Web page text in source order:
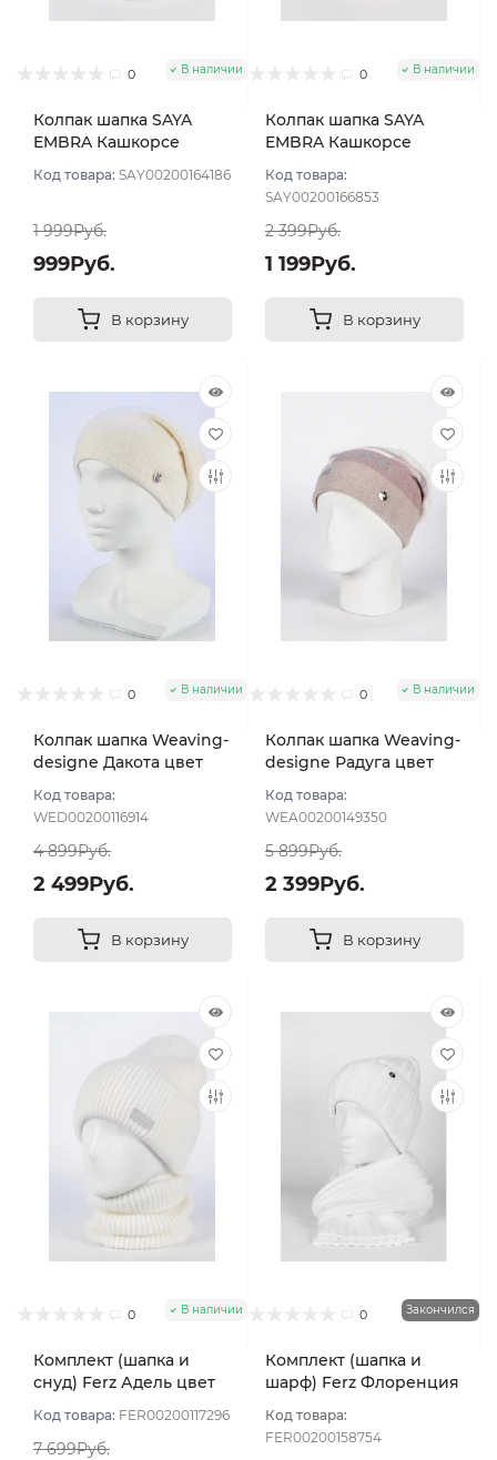
0 В наличии
Колпак шапка SAYA
EMBRA Кашкорсе
Код товара: SAY00200164186
1 999Руб.
999Руб.
В корзину
0 В наличии
Колпак шапка SAYA
EMBRA Кашкорсе
Код товара:
SAY00200166853
2 399Руб.
1 199Руб.
В корзину
0 В наличии
Колпак шапка Weaving-
designe Дакота цвет
Код товара:
WED00200116914
4 899Руб.
2 499Руб.
В корзину
0 В наличии
Колпак шапка Weaving-
designe Радуга цвет
Код товара:
WEA00200149350
5 899Руб.
2 399Руб.
В корзину
0 В наличии
Комплект (шапка и
снуд) Ferz Адель цвет
Код товара: FER00200117296
7 699Руб.
0 Закончился
Комплект (шапка и
шарф) Ferz Флоренция
Код товара:
FER00200158754